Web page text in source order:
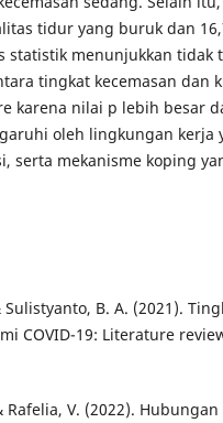
tidur yang buruk dan
statistik menunjukkan tidak
tingkat kecemasan dan
karena nilai p lebih besar
oleh lingkungan kerja
serta mekanisme koping
Sulistyanto, B. A. (2021).
COVID-19: Literature
Rafelia, V. (2022).